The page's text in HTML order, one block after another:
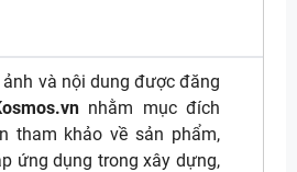
và nội dung được đăng
nhằm mục đích
tham khảo về sản phẩm,
ứng dụng trong xây dựng,